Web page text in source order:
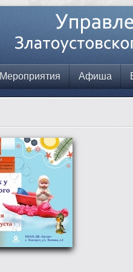
Мероприятия Афиша